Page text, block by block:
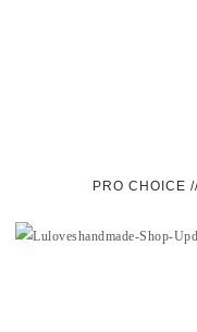
PRO CHOICE